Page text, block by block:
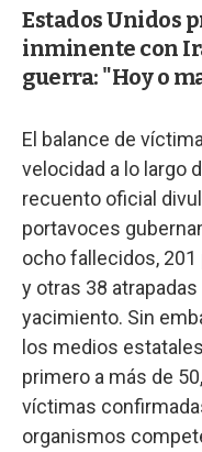
Estados Unidos
inminente con
guerra: "Hoy o
El balance de
velocidad a lo largo
recuento oficial
portavoces
ocho fallecidos,
y otras 38
yacimiento. Sin
los medios
primero a más de
víctimas
organismos